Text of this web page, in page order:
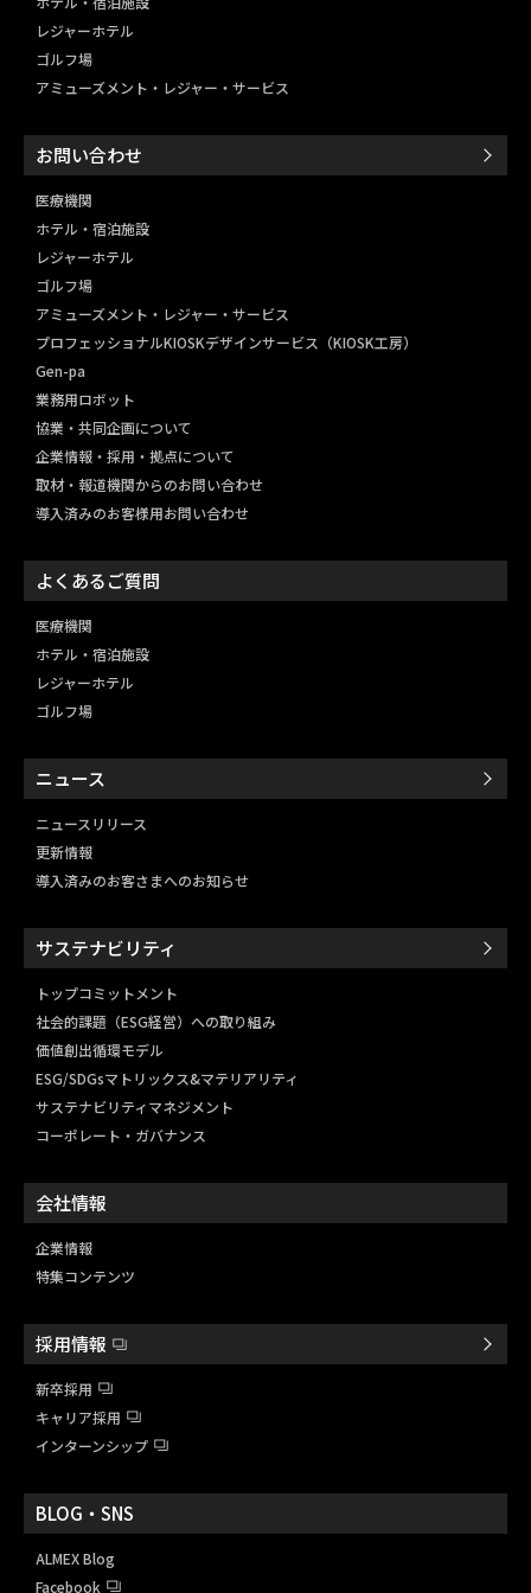
レジャーホテル
ゴルフ場
アミューズメント・レジャー・ サービス
お問い合わせ
医療機関
ホテル・宿泊施設
レジャーホテル
ゴルフ場
アミューズメント・レジャー・ サービス
プロフェッショナルKIOSKデザインサービス（KIOSK工房）
Gen-pa
業務用ロボット
協業・共同企画について
企業情報・採用・拠点について
取材・報道機関からのお問い合わせ
導入済みのお客様用お問い合わせ
よくあるご質問
医療機関
ホテル・宿泊施設
レジャーホテル
ゴルフ場
ニュース
ニュースリリース
更新情報
導入済みのお客さまへのお知らせ
サステナビリティ
トップコミットメント
社会的課題（ESG経営） への取り組み
価値創出循環モデル
ESG/SDGsマトリックス&マテリアリティ
サステナビリティマネジメント
コーポレート・ガバナンス
会社情報
企業情報
特集コンテンツ
採用情報
新卒採用
キャリア採用
インターンシップ
BLOG・SNS
ALMEX Blog
Facebook